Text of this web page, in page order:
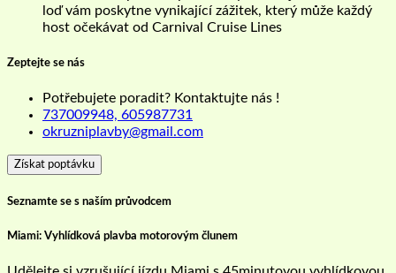
loď vám poskytne vynikající zážitek, který může každý
host očekávat od Carnival Cruise Lines
Zeptejte se nás
Potřebujete poradit? Kontaktujte nás !
737009948, 605987731
okruzniplavby@gmail.com
Získat poptávku
Seznamte se s naším průvodcem
Miami: Vyhlídková plavba motorovým člunem